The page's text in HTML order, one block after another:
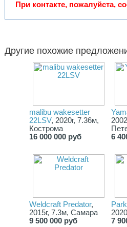
При контакте, пожалуйста,
Другие похожие
malibu wakesetter
22LSV, 2020г, 7.36м,
Кострома
16 000 000 руб
6
Weldcraft Predator,
2015г, 7.3м, Самара
9 500 000 руб
7